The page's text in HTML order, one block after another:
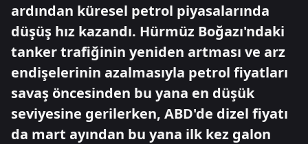
ardından küresel petrol piyasalarında
düşüş hız kazandı. Hürmüz Boğazı'ndaki
tanker trafiğinin yeniden artması ve arz
endişelerinin azalmasıyla petrol fiyatları
savaş öncesinden bu yana en düşük
seviyesine gerilerken, ABD'de dizel fiyatı
da mart ayından bu yana ilk kez galon